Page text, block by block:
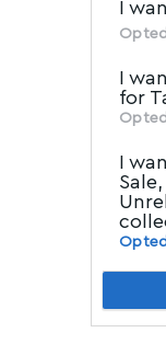
I
I
for
I